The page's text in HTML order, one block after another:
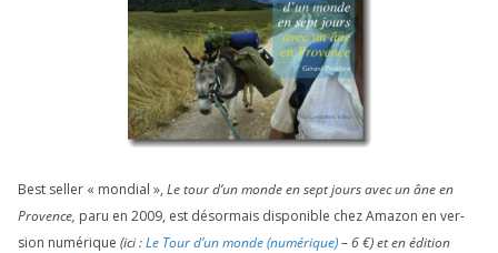
Best sel­ler « mon­dial », Le tour d’un monde en sept jours avec un âne en
Provence, paru en 2009, est désor­mais dis­po­nible chez Amazon en ver­
sion numé­rique (ici :Le Tour d’un monde (numé­rique)–6€) et en édi­tion